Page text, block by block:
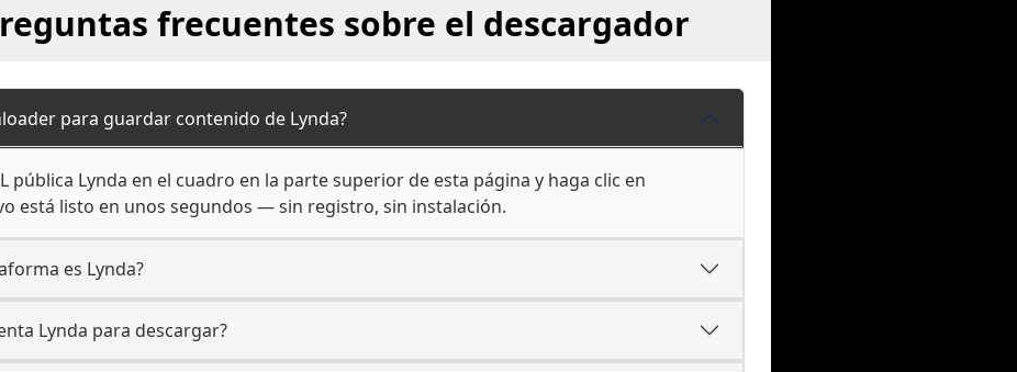
frecuentes sobre el descargador
para guardar contenido de Lynda?
pública Lynda en el cuadro en la parte superior de esta página y haga clic en
está listo en unos segundos — sin registro, sin instalación.
es Lynda?
Lynda para descargar?